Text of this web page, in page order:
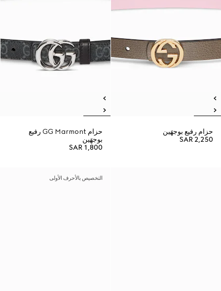
حزام رفيع بوجهَين
SAR 2,250
حزام GG Marmont رفيع
بوجهَين
SAR 1,800
التخصيص بالأحرف الأولى